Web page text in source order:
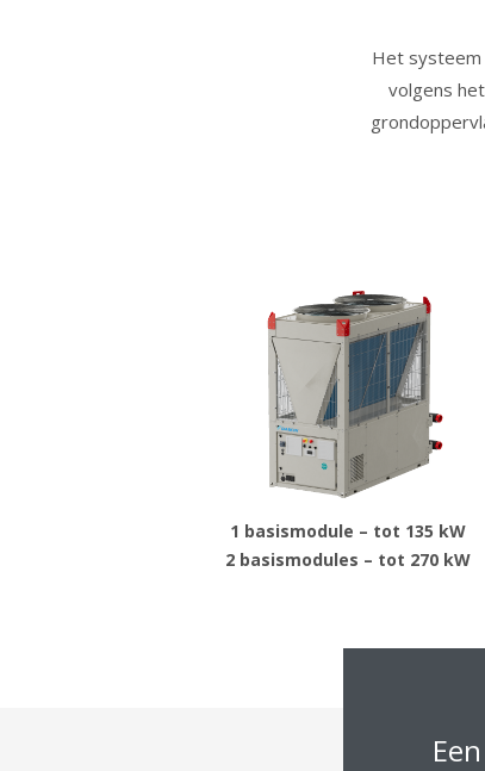
Het
volgens
1 basismodule – tot 135 kW
2 basismodules – tot 270 kW